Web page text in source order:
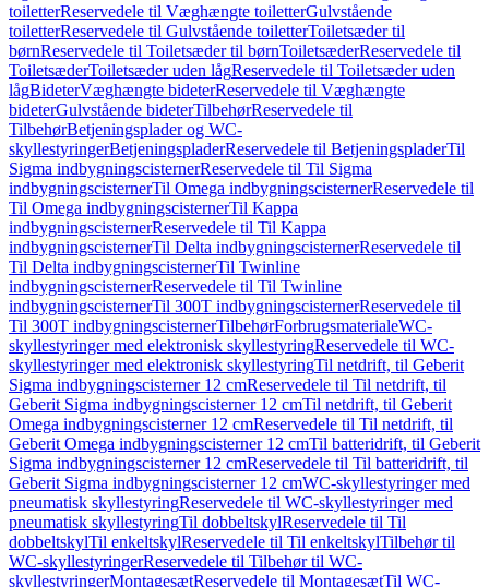
toiletterReservedele til Væghængte toiletterGulvstående
toiletterReservedele til Gulvstående toiletterToiletsæder til
børnReservedele til Toiletsæder til børnToiletsæderReservedele til
ToiletsæderToiletsæder uden lågReservedele til Toiletsæder uden
lågBideterVæghængte bideterReservedele til Væghængte
bideterGulvstående bideterTilbehørReservedele til
TilbehørBetjeningsplader og WC-
skyllestyringerBetjeningspladerReservedele til BetjeningspladerTil
Sigma indbygningscisternerReservedele til Til Sigma
indbygningscisternerTil Omega indbygningscisternerReservedele til
Til Omega indbygningscisternerTil Kappa
indbygningscisternerReservedele til Til Kappa
indbygningscisternerTil Delta indbygningscisternerReservedele til
Til Delta indbygningscisternerTil Twinline
indbygningscisternerReservedele til Til Twinline
indbygningscisternerTil 300T indbygningscisternerReservedele til
Til 300T indbygningscisternerTilbehørForbrugsmaterialeWC-
skyllestyringer med elektronisk skyllestyringReservedele til WC-
skyllestyringer med elektronisk skyllestyringTil netdrift, til Geberit
Sigma indbygningscisterner 12 cmReservedele til Til netdrift, til
Geberit Sigma indbygningscisterner 12 cmTil netdrift, til Geberit
Omega indbygningscisterner 12 cmReservedele til Til netdrift, til
Geberit Omega indbygningscisterner 12 cmTil batteridrift, til Geberit
Sigma indbygningscisterner 12 cmReservedele til Til batteridrift, til
Geberit Sigma indbygningscisterner 12 cmWC-skyllestyringer med
pneumatisk skyllestyringReservedele til WC-skyllestyringer med
pneumatisk skyllestyringTil dobbeltskylReservedele til Til
dobbeltskylTil enkeltskylReservedele til Til enkeltskylTilbehør til
WC-skyllestyringerReservedele til Tilbehør til WC-
skyllestyringerMontagesætReservedele til MontagesætTil WC-